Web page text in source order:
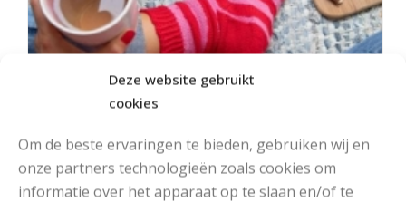
Deze website gebruikt
cookies
Om de beste ervaringen te bieden, gebruiken wij en
onze partners technologieën zoals cookies om
informatie over het apparaat op te slaan en/of te